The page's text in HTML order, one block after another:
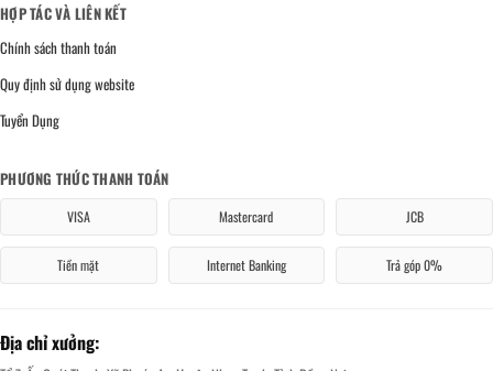
HỢP TÁC VÀ LIÊN KẾT
Chính sách thanh toán
Quy định sử dụng website
Tuyển Dụng
PHƯƠNG THỨC THANH TOÁN
VISA Mastercard JCB
Tiền mặt Internet Banking Trả góp 0%
Địa chỉ xưởng: